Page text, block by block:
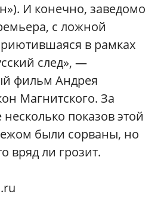
И конечно, заведомо
с ложной
в рамках
след», —
фильм Андрея
Магнитского. За
показов этой
были сорваны, но
вряд ли грозит.